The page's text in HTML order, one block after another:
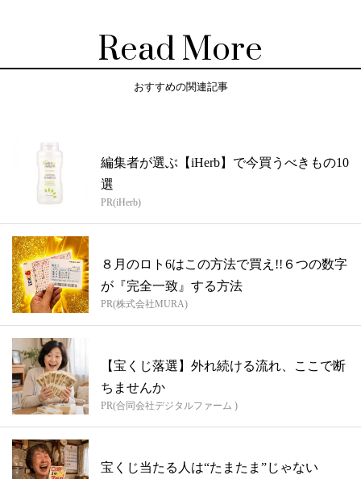
Read More
おすすめの関連記事
編集者が選ぶ【iHerb】で今買うべきもの10
選
PR(iHerb)
８月のロト6はこの方法で買え!!６つの数字
が『完全一致』する方法
PR(株式会社MURA)
【宝くじ落選】外れ続ける流れ、ここで断
ちませんか
PR(合同会社デジタルファーム )
宝くじ当たる人は“たまたま”じゃない